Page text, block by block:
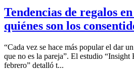
Tendencias de regalos
quiénes son los
“Cada vez se hace más popular el dar
que no es la pareja”. El estudio
febrero” detalló t...